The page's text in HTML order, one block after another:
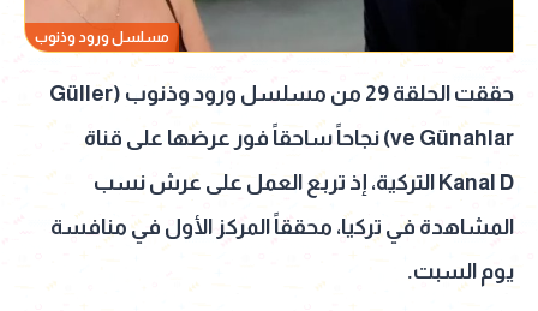
مسلسل ورود وذنوب
حققت الحلقة 29 من مسلسل ورود وذنوب (Güller
ve Günahlar) نجاحاً ساحقاً فور عرضها على قناة
Kanal D التركية، إذ تربع العمل على عرش نسب
المشاهدة في تركيا، محققاً المركز الأول في منافسة
يوم السبت.